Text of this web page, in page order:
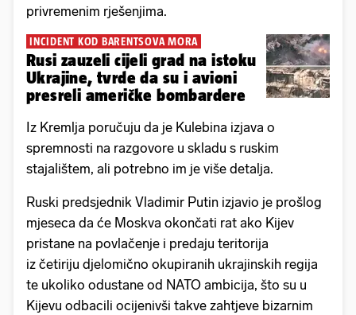
privremenim rješenjima.
INCIDENT KOD BARENTSOVA MORA
Rusi zauzeli cijeli grad na istoku
Ukrajine, tvrde da su i avioni
presreli američke bombardere
Iz Kremlja poručuju da je Kulebina izjava o
spremnosti na razgovore u skladu s ruskim
stajalištem, ali potrebno im je više detalja.
Ruski predsjednik Vladimir Putin izjavio je prošlog
mjeseca da će Moskva okončati rat ako Kijev
pristane na povlačenje i predaju teritorija
iz četiriju djelomično okupiranih ukrajinskih regija
te ukoliko odustane od NATO ambicija, što su u
Kijevu odbacili ocijenivši takve zahtjeve bizarnim